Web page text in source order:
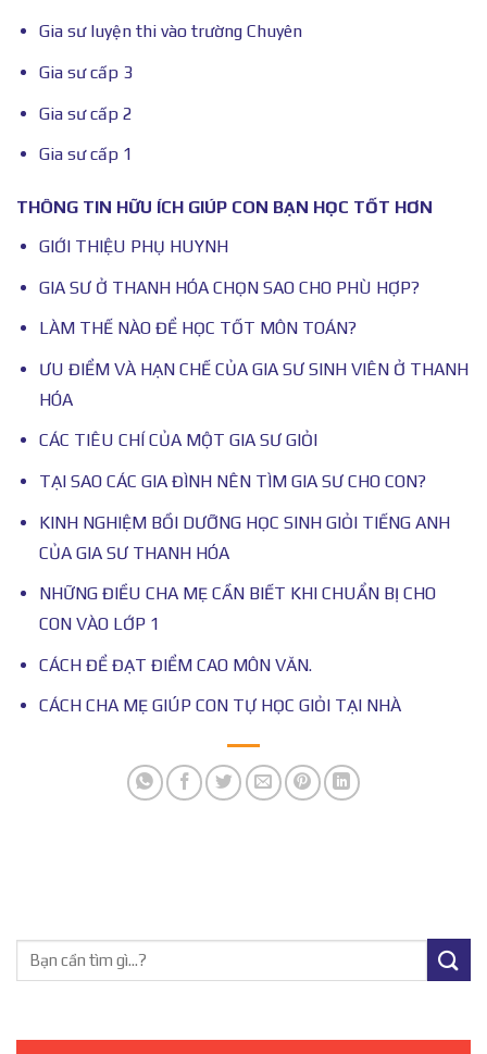
Gia sư luyện thi vào trường Chuyên
Gia sư cấp 3
Gia sư cấp 2
Gia sư cấp 1
THÔNG TIN HỮU ÍCH GIÚP CON BẠN HỌC TỐT HƠN
GIỚI THIỆU PHỤ HUYNH
GIA SƯ Ở THANH HÓA CHỌN SAO CHO PHÙ HỢP?
LÀM THẾ NÀO ĐỂ HỌC TỐT MÔN TOÁN?
ƯU ĐIỂM VÀ HẠN CHẾ CỦA GIA SƯ SINH VIÊN Ở THANH
HÓA
CÁC TIÊU CHÍ CỦA MỘT GIA SƯ GIỎI
TẠI SAO CÁC GIA ĐÌNH NÊN TÌM GIA SƯ CHO CON?
KINH NGHIỆM BỒI DƯỠNG HỌC SINH GIỎI TIẾNG ANH
CỦA GIA SƯ THANH HÓA
NHỮNG ĐIỀU CHA MẸ CẦN BIẾT KHI CHUẨN BỊ CHO
CON VÀO LỚP 1
CÁCH ĐỂ ĐẠT ĐIỂM CAO MÔN VĂN.
CÁCH CHA MẸ GIÚP CON TỰ HỌC GIỎI TẠI NHÀ